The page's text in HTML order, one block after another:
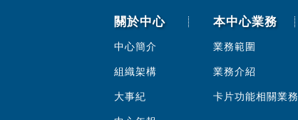
關於中心
中心簡介
組織架構
大事紀
本中心業務
業務範圍
業務介紹
卡片功能相關業務